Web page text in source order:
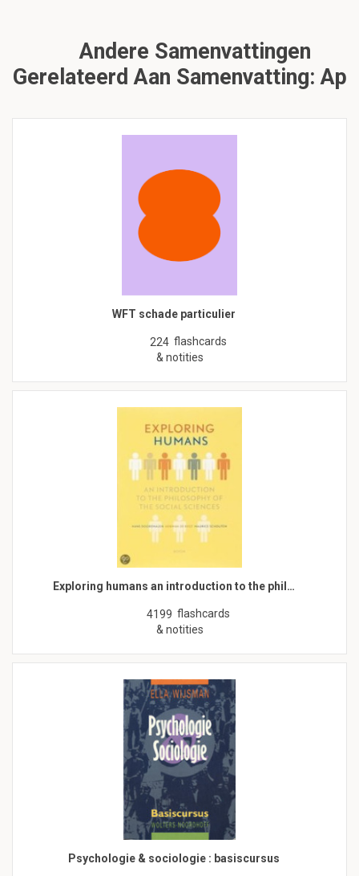
Andere Samenvattingen
Gerelateerd Aan Samenvatting: Ap
WFT schade particulier
224 flashcards
& notities
Exploring humans an introduction to the phil…
4199 flashcards
& notities
Psychologie & sociologie : basiscursus